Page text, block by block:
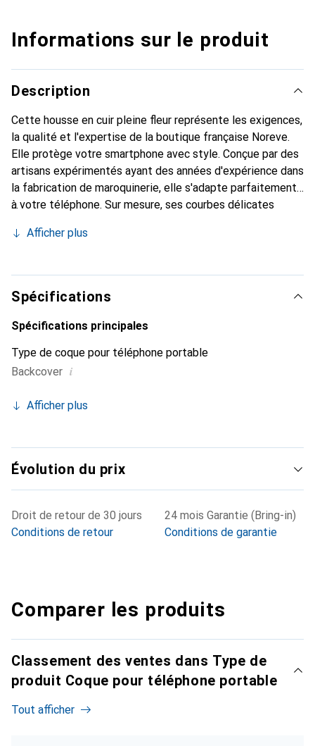
Informations sur le produit
Description
Cette housse en cuir pleine fleur représente les exigences,
la qualité et l'expertise de la boutique française Noreve.
Elle protège votre smartphone avec style. Conçue par des
artisans expérimentés ayant des années d'expérience dans
la fabrication de maroquinerie, elle s'adapte parfaitement
à votre téléphone. Sur mesure, ses courbes délicates
accessoire chic et indispensable pour votre smartphone.
haute qualité, la marque Noreve est un choix fiable pour
une clientèle exigeante.
Afficher plus
Spécifications
Spécifications principales
Type de coque pour téléphone portable
Backcover i
Afficher plus
Évolution du prix
Droit de retour de 30 jours
Conditions de retour
24 mois Garantie (Bring-in)
Conditions de garantie
Comparer les produits
Classement des ventes dans Type de
produit Coque pour téléphone portable
Tout afficher